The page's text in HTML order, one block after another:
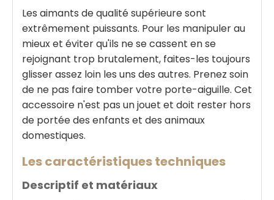
Les aimants de qualité supérieure sont
extrêmement puissants. Pour les manipuler au
mieux et éviter qu'ils ne se cassent en se
rejoignant trop brutalement, faites-les toujours
glisser assez loin les uns des autres. Prenez soin
de ne pas faire tomber votre porte-aiguille. Cet
accessoire n'est pas un jouet et doit rester hors
de portée des enfants et des animaux
domestiques.
Les caractéristiques techniques
Descriptif et matériaux